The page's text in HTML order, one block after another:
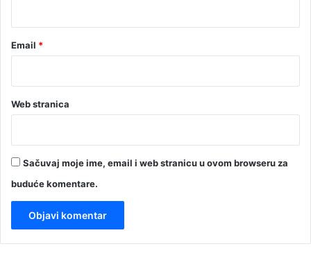
Email *
Web stranica
Sačuvaj moje ime, email i web stranicu u ovom browseru za
buduće komentare.